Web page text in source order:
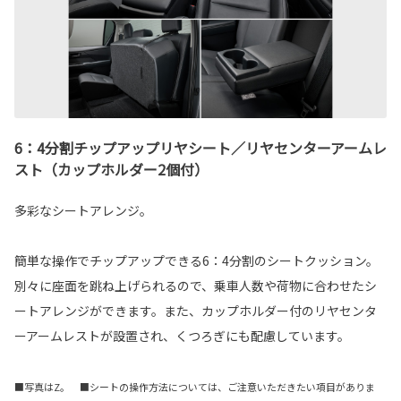
6：4分割チップアップリヤシート／リヤセンターアームレ
スト（カップホルダー2個付）
多彩なシートアレンジ。
簡単な操作でチップアップできる6：4分割のシートクッション。
別々に座面を跳ね上げられるので、乗車人数や荷物に合わせたシ
ートアレンジができます。また、カップホルダー付のリヤセンタ
ーアームレストが設置され、くつろぎにも配慮しています。
■写真はZ。 ■シートの操作方法については、ご注意いただきたい項目がありま